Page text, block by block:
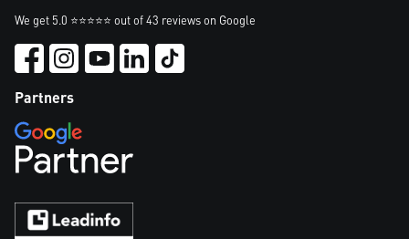
We get 5.0 ⭐⭐⭐⭐⭐ out of 43 reviews on Google
Partners